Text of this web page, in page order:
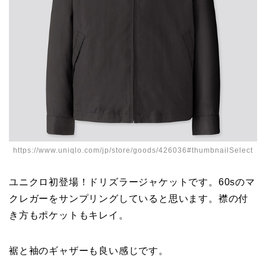
https://www.uniqlo.com/jp/store/goods/426036#thumbnailSelect
ユニクロ初登場！ドリズラージャケットです。60sのマ
クレガーをサンプリングしていると思います。襟の付
き方もポケットもキレイ。
裾と袖のギャザーも良い感じです。